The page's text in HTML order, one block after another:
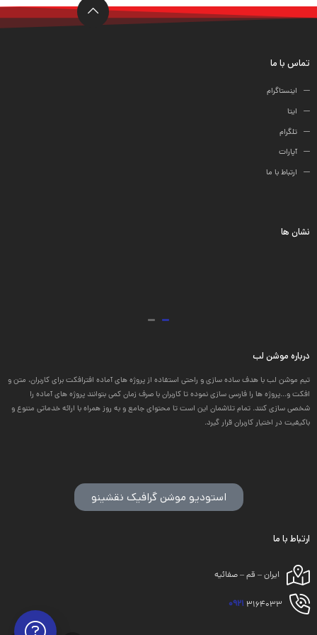
ها
تماس با ما
اینستاگرام
ایتا
تلگرام
آپارات
ارتباط با ما
نشان ها
درباره موشن لب
تیم موشن لب با هدف ساده سازی و راحتی استفاده از پروژه های آماده افترافکت برای کاربران، متن و
افکت و...پروژه ها را فارسی سازی نموده تا کاربران با صرف زمان کمی بتوانند پروژه های آماده را
شخصی سازی کنند. تمام تلاشمان این است تا محتوای جامع و به روز همراه با ارائه خدماتی متنوع و
باکیفیت در اختیار کاربران قرار گیرد.
استودیو موشن گرافیک نقشینو
ارتباط با ما
ایران – قم – صفائیه
0921 3164033